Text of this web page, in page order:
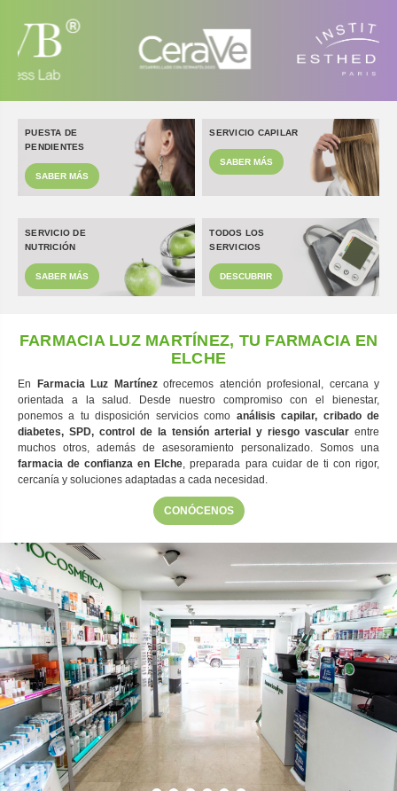
PUESTA DE
PENDIENTES
SABER MÁS
SERVICIO CAPILAR
SABER MÁS
SERVICIO DE
NUTRICIÓN
SABER MÁS
TODOS LOS
SERVICIOS
DESCUBRIR
FARMACIA LUZ MARTÍNEZ, TU FARMACIA EN
ELCHE
En Farmacia Luz Martínezofrecemos atención profesional, cercana y
orientada a la salud. Desde nuestro compromiso con el bienestar,
ponemos a tu disposición servicios como análisis capilar, cribado de
diabetes, SPD, control de la tensión arterial y riesgo vascular entre
muchos otros, además de asesoramiento personalizado. Somos una
farmacia de confianza en Elche , preparada para cuidar de ti con rigor,
cercanía y soluciones adaptadas a cada necesidad.
CONÓCENOS